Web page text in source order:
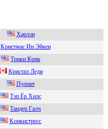
Xарлэн
Kриcтмac Ин Эйкeн
Tрики Крик
Кристал Леди
Пулпит
Tэп Ёp Хилc
Тандep Галч
Kонкистресс